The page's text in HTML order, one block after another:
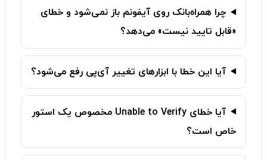
چرا همراه‌بانک روی آیفونم باز نمی‌شود و خطای
«قابل تایید نیست» می‌دهد؟
آیا این خطا با ابزارهای تغییر آی‌پی رفع می‌شود؟
آیا خطای Unable to Verify مخصوص یک استور
خاص است؟